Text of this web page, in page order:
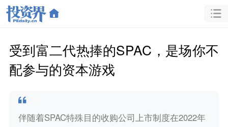
受到富二代热捧的SPAC，是场你不
配参与的资本游戏
伴随着SPAC特殊目的收购公司上市制度在2022年